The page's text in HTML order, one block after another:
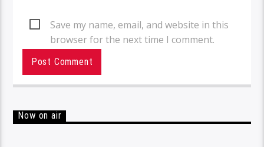
Save my name, email, and website in this
browser for the next time I comment.
Now on air